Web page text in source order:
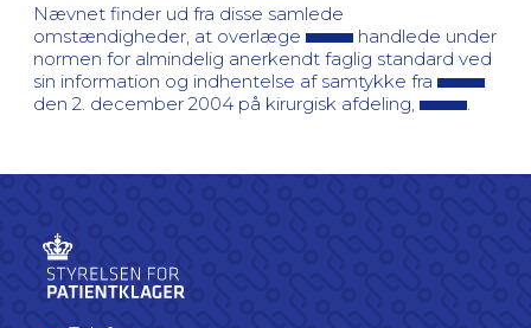
Nævnet finder ud fra disse samlede
omstændigheder, at overlæge
handlede under
normen for almindelig anerkendt faglig standard ved
sin information og indhentelse af samtykke fra
den 2. december 2004 på kirurgisk afdeling,